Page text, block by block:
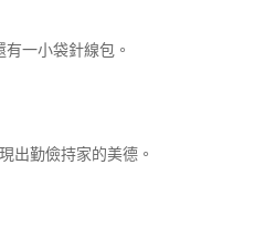
一小袋針線包。
出勤儉持家的美德。